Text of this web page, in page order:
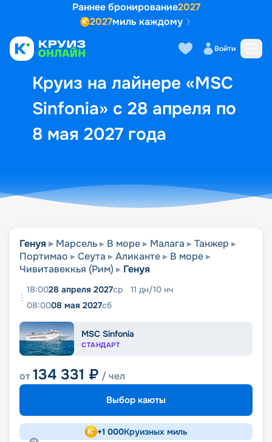
Раннее бронирование2027
2027миль каждому
Войти
Круиз на лайнере «MSC
Sinfonia» с 28 апреля по
8 мая 2027 года
Выбор кают Маршрут и
Генуя Марсель В море Малага
Танжер
Портимао
Сеута Аликанте
В море
Чивитавеккья (Рим)
Генуя
18:0028 апреля 2027ср 11 дн/10 нч
08:0008 мая 2027сб
MSC Sinfonia
СТАНДАРТ
от134 331 ₽ / чел
Выбор каюты
+1 000Круизных миль